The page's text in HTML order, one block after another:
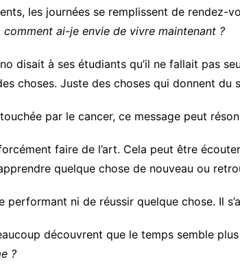
les journées se remplissent de rendez-
comment ai-je envie de vivre maintenant ?
disait à ses étudiants qu’il ne fallait pas
choses. Juste des choses qui donnent du
par le cancer, ce message peut
faire de l’art. Cela peut être
quelque chose de nouveau ou
performant ni de réussir quelque chose. Il
découvrent que le temps semble
?